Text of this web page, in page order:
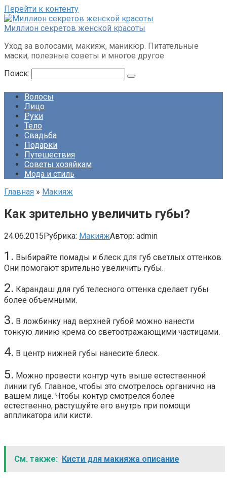
Перейти к контенту
Миллион секретов женской красоты
Уход за волосами, макияж, маникюр. Питательные
маски, полезные советы и многое другое
Поиск:
Волосы
Лицо
Руки
Тело
Свадьба
Подарки
Путешествия
Советы хозяйкам
Мода и стиль
Главная » Макияж
Как зрительно увеличить губы?
24.06.2015Рубрика: МакияжАвтор: admin
1. Выбирайте помады и блеск для губ светлых оттенков.
Они помогают зрительно увеличить губы.
2. Карандаш для губ телесного оттенка сделает губы
более объемными.
3. В ложбинку над верхней губой можно нанести
тонкую линию крема со светоотражающими частицами.
4. В центр нижней губы нанесите блеск.
5. Можно провести контур чуть выше естественной
линии губ. Главное, чтобы это смотрелось органично на
вашем лице. Чтобы контур смотрелся более
естественно, растушуйте его внутрь при помощи
аппликатора или кисти.
См. также: Кисти для макияжа описание